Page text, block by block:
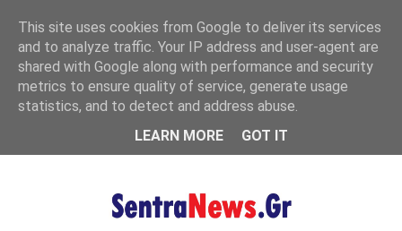
MENU
This site uses cookies from Google to deliver its services
and to analyze traffic. Your IP address and user-agent are
shared with Google along with performance and security
metrics to ensure quality of service, generate usage
statistics, and to detect and address abuse.
LEARN MORE
GOT IT